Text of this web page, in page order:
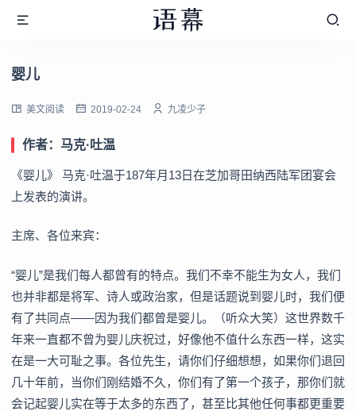
婴儿
美文阅读 2019-02-24 九凌少子
作者：马克·吐温
《婴儿》 马克·吐温于187年月13日在芝加哥田纳西陆军团宴会
上发表的演讲。
主席、各位来宾：
“婴儿”是我们每人都曾有的特点。我们不幸不能生为女人，我们
也并非都是将军、诗人或政治家，但是话题说到婴儿时，我们便
有了共同点——因为我们都曾是婴儿。（听众大笑）这世界数千
年来一直都不曾为婴儿庆祝过，好像他不值什么东西一样，这实
在是一大可耻之事。各位先生，请你们仔细想想，如果你们退回
几十年前，当你们刚结婚不久，你们有了第一个孩子，那你们就
会记起婴儿实在等于太多的东西了，甚至比其他任何事都更重要